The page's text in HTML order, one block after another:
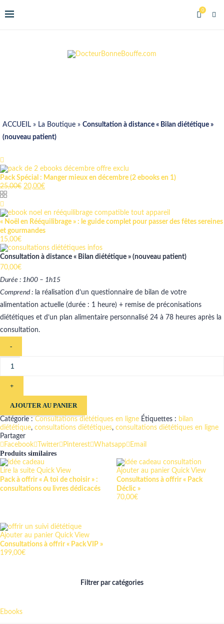
0
ACCUEIL » La Boutique » Consultation à distance « Bilan diététique »
(nouveau patient)
Pack Spécial : Manger mieux en décembre (2 ebooks en 1)
25,00€ 20,00€
« Noël en Rééquilibrage » : le guide complet pour passer des fêtes sereines
et gourmandes
15,00€
Consultation à distance « Bilan diététique » (nouveau patient)
70,00€
Durée : 1h00 – 1h15
Comprend : la réalisation d’un questionnaire de bilan de votre
alimentation actuelle (durée : 1 heure) + remise de préconisations
diététiques et d’un plan alimentaire personnalisé 24 à 78 heures après la
consultation.
AJOUTER AU PANIER
Catégorie : Consultations diététiques en ligne Étiquettes : bilan
diététique, consultations diététiques, consultations diététiques en ligne
Partager
Facebook
Twitter Pinterest Whatsapp Email
Produits similaires
Lire la suite Quick View
Pack à offrir « A toi de choisir » :
consultations ou livres dédicacés
Ajouter au panier Quick View
Consultations à offrir « Pack
Déclic »
70,00€
Ajouter au panier Quick View
Consultations à offrir « Pack VIP »
199,00€
Filtrer par catégories
Ebooks